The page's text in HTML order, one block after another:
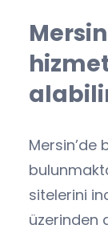
Mersin’de
sitelerini
üzerinden